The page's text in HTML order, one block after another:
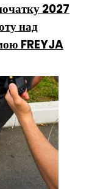
2027
над
FREYJA